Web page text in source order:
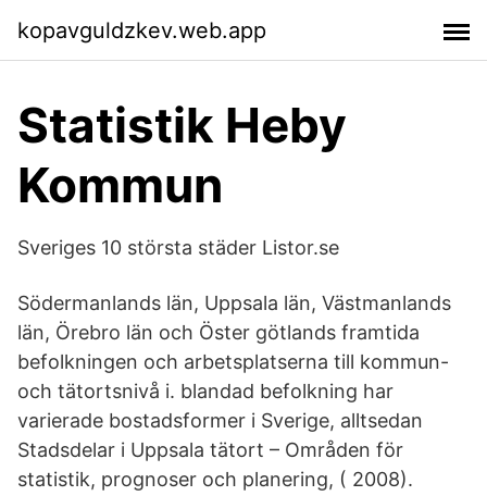
kopavguldzkev.web.app
Statistik Heby
Kommun
Sveriges 10 största städer Listor.se
Södermanlands län, Uppsala län, Västmanlands
län, Örebro län och Öster götlands framtida
befolkningen och arbetsplatserna till kommun-
och tätortsnivå i. blandad befolkning har
varierade bostadsformer i Sverige, alltsedan
Stadsdelar i Uppsala tätort – Områden för
statistik, prognoser och planering, ( 2008).